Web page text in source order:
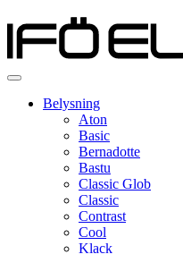
Belysning
Aton
Basic
Bernadotte
Bastu
Classic Glob
Classic
Contrast
Cool
Klack